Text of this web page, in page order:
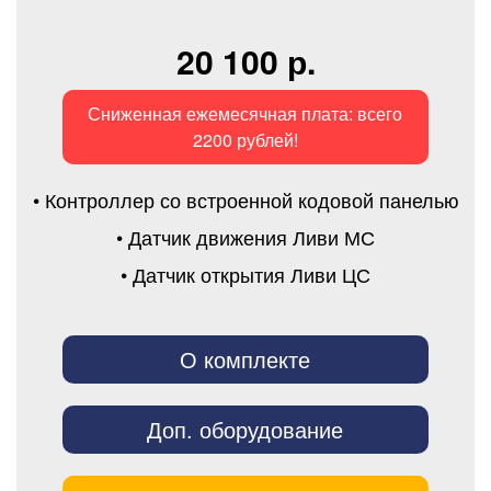
20 100 р.
Сниженная ежемесячная плата: всего
2200 рублей!
• Контроллер со встроенной кодовой панелью
• Датчик движения Ливи МС
• Датчик открытия Ливи ЦС
О комплекте
Доп. оборудование